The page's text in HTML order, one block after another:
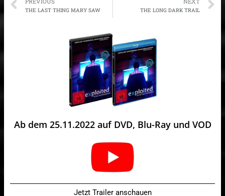
THE LAST THING MARY SAW THE LONG DARK TRAIL
Ab dem 25.11.2022 auf DVD, Blu-Ray und VOD
Jetzt Trailer anschauen